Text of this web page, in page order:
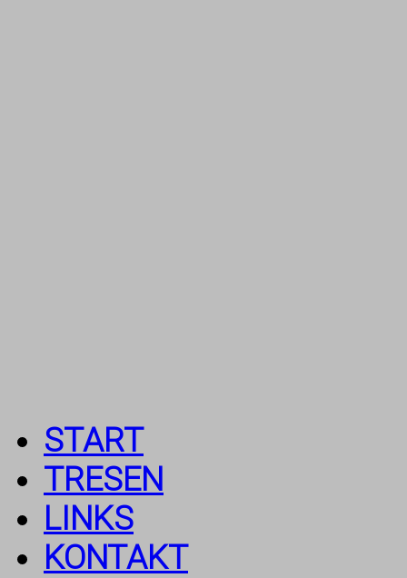
START
TRESEN
LINKS
KONTAKT